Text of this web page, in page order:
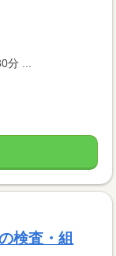
...
検査・組